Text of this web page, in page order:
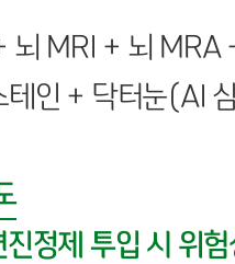
뇌 MRI + 뇌 MRA
테인 + 닥터눈(AI
정제 투입 시 위